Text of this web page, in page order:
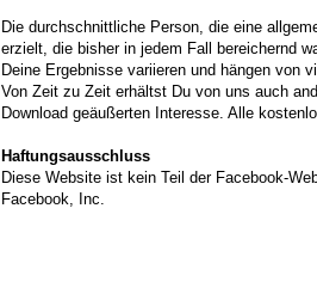
Die durchschnittliche Person, die eine
erzielt, die bisher in jedem Fall bereichernd
Deine Ergebnisse variieren und hängen von
Von Zeit zu Zeit erhältst Du von uns auch
Download geäußerten Interesse. Alle
Haftungsausschluss
Diese Website ist kein Teil der Facebook-
Facebook, Inc.